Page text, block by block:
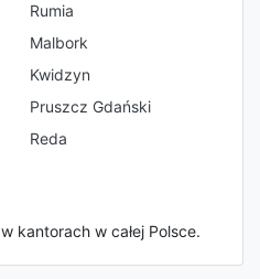
Rumia
Malbork
Kwidzyn
Pruszcz Gdański
Reda
w kantorach w całej Polsce.